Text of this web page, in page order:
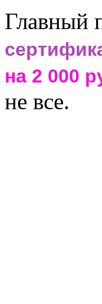
Главный
на 2 000
не все.